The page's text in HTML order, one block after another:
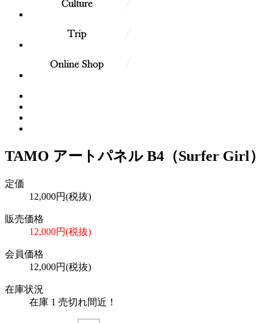
TAMO アートパネル B4（Surfer Girl）
定価
12,000円(税抜)
販売価格
12,000円(税抜)
会員価格
12,000円(税抜)
在庫状況
在庫 1 売切れ間近！